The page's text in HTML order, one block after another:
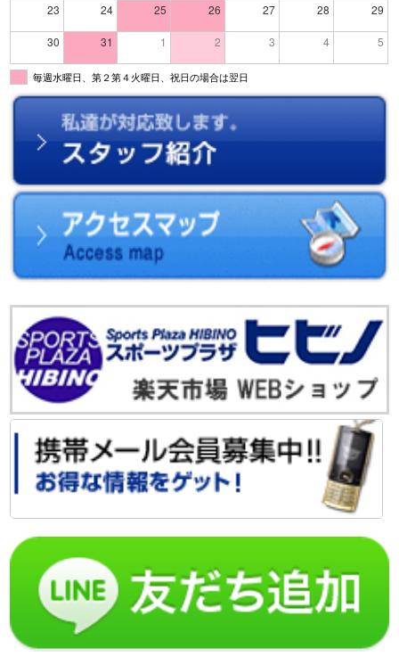
23 24 25 26 27 28 29
30 31 1 2 3 4 5
毎週水曜日、第２第４火曜日、祝日の場合は翌日